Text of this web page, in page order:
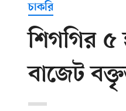
চাকরি
শিগগির ৫
বাজেট